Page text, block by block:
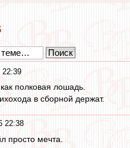
полковая лошадь.
в сборной держат.
22:38
просто мечта.